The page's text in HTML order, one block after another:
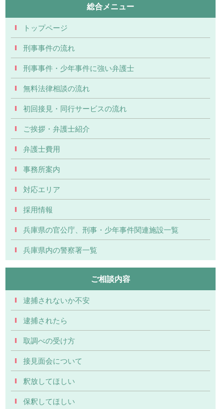
総合メニュー
トップページ
刑事事件の流れ
刑事事件・少年事件に強い弁護士
無料法律相談の流れ
初回接見・同行サービスの流れ
ご挨拶・弁護士紹介
弁護士費用
事務所案内
対応エリア
採用情報
兵庫県の官公庁、刑事・少年事件関連施設一覧
兵庫県内の警察署一覧
ご相談内容
逮捕されないか不安
逮捕されたら
取調べの受け方
接見面会について
釈放してほしい
保釈してほしい